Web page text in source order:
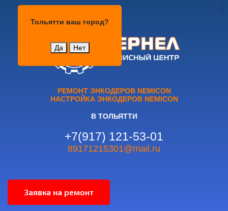
Тольятти ваш город?
Да Нет
РЕМОНТ ЭНКОДЕРОВ NEMICON
НАСТРОЙКА ЭНКОДЕРОВ NEMICON
В ТОЛЬЯТТИ
+7(917) 121-53-01
89171215301@mail.ru